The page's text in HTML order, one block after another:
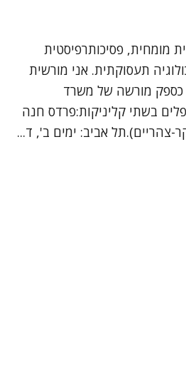
מומחית, פסיכותרפיסטית
תעסוקתית. אני מורשית
כספק מורשה של משרד
בשתי קליניקות:פרדס חנה
צהריים).תל אביב: ימים ב', ד...